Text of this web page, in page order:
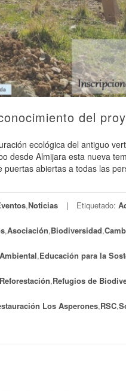
del
ecológica del antiguo
desde Almijara esta nueva
abiertas a todas las
,Noticias Etiquetado:
,Asociación,Biodiversidad,
,Educación para la
Reforestación,Refugios de
Los Asperones,RSC,